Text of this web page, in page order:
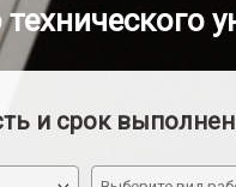
и срок